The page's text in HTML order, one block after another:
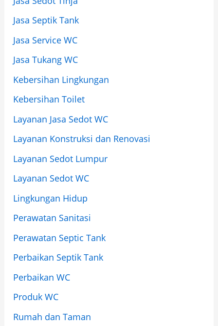
Jasa Septik Tank
Jasa Service WC
Jasa Tukang WC
Kebersihan Lingkungan
Kebersihan Toilet
Layanan Jasa Sedot WC
Layanan Konstruksi dan Renovasi
Layanan Sedot Lumpur
Layanan Sedot WC
Lingkungan Hidup
Perawatan Sanitasi
Perawatan Septic Tank
Perbaikan Septik Tank
Perbaikan WC
Produk WC
Rumah dan Taman